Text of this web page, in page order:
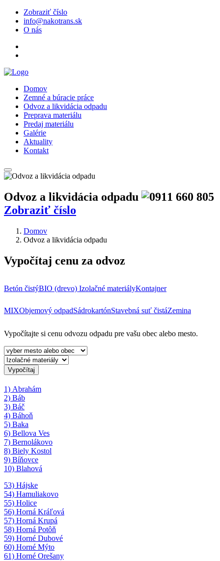
Zobraziť číslo
info@nakotrans.sk
O nás
Domov
Zemné a búracie práce
Odvoz a likvidácia odpadu
Preprava materiálu
Predaj materiálu
Galérie
Aktuality
Kontakt
Odvoz a likvidácia odpadu
Zobraziť číslo
Domov
Odvoz a likvidácia odpadu
Vypočítaj cenu za odvoz
Betón čistýBIO (drevo) Izolačné materiályKontajner
MIXObjemový odpadSádrokartónStavebná suť čistáZemina
Vypočítajte si cenu odvozu odpadu pre vašu obec alebo mesto.
Vypočítaj
1) Abrahám
2) Báb
3) Báč
4) Báhoň
5) Baka
6) Bellova Ves
7) Bernolákovo
8) Biely Kostol
9) Bíňovce
10) Blahová
53) Hájske
54) Hamuliakovo
55) Holice
56) Horná Kráľová
57) Horná Krupá
58) Horná Potôň
59) Horné Dubové
60) Horné Mýto
61) Horné Orešany